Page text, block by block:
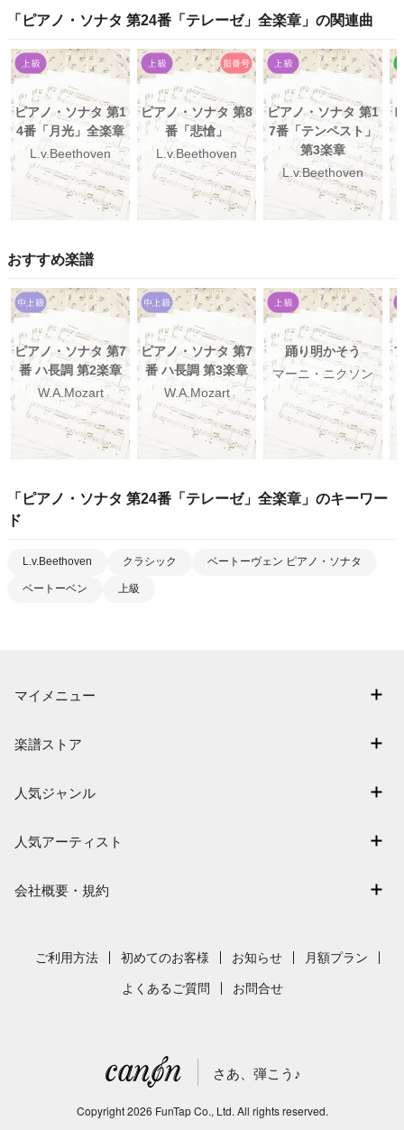
「 ピアノ・ソナタ 第24番「テレーゼ」全楽章 」の関連曲
ピアノ・ソナタ 第1
4番「月光」全楽章
L.v.Beethoven
ピアノ・ソナタ 第8
番「悲愴」
L.v.Beethoven
ピアノ・ソナタ 第1
7番「テンペスト」
第3楽章
L.v.Beethoven
おすすめ楽譜
ピアノ・ソナタ 第7
番 ハ長調 第2楽章
W.A.Mozart
ピアノ・ソナタ 第7
番 ハ長調 第3楽章
W.A.Mozart
踊り明かそう
マーニ・ニクソン
「 ピアノ・ソナタ 第24番「テレーゼ」全楽章 」のキーワー
ド
L.v.Beethoven クラシック ベートーヴェン ピアノ・ソナタ
ベートーベン 上級
マイメニュー
退会はこちら
楽譜ストア
難易度別に探す
まもなく配信
人気ジャンル
保育
発表会
人気アーティスト
新沢としひこ
会社概要・規約
採用情報
サイトマップ
ご利用方法 初めてのお客様 お知らせ 月額プラン
よくあるご質問 お問合せ
さあ、弾こう♪
Copyright2026 FunTap Co., Ltd. All rights reserved.